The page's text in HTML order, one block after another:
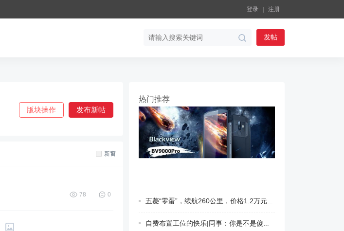
登录 注册
发帖
版块操作 发布新帖
新窗
78 0
热门推荐
五菱“零蛋”，续航260公里，价格1.2万元。|||近日，五菱汽车发
自费布置工位的快乐|同事：你是不是傻呀？